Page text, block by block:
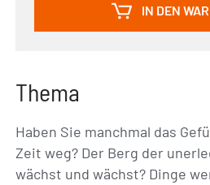
IN DEN
Thema
Haben Sie manchmal das
Zeit weg? Der Berg der
wächst und wächst? Dinge